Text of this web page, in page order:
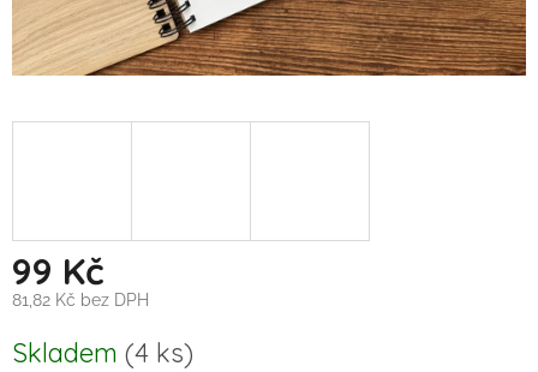
99 Kč
81,82 Kč bez DPH
cena:
Skladem (4 ks)